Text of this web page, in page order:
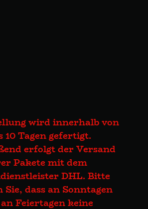
wird innerhalb von
10 Tagen gefertigt.
erfolgt der Versand
Pakete mit dem
DHL. Bitte
Sie, dass an Sonntagen
Feiertagen keine